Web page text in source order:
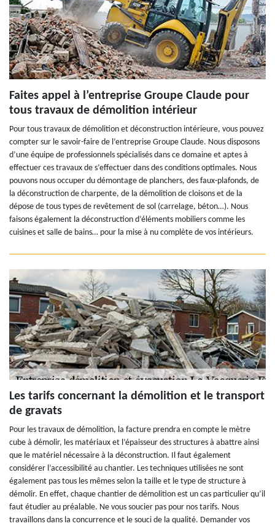
Faites appel à l’entreprise Groupe Claude pour
tous travaux de démolition intérieur
Pour tous travaux de démolition et déconstruction intérieure, vous pouvez
compter sur le savoir-faire de l’entreprise Groupe Claude. Nous disposons
d’une équipe de professionnels spécialisés dans ce domaine et aptes à
effectuer ces travaux de s’effectuer dans des conditions optimales. Nous
pouvons nous occuper du démontage de planchers, des faux-plafonds, de
la déconstruction de charpente, de la démolition de cloisons et de la
dépose de tous types de revêtement de sol (carrelage, béton…). Nous
faisons également la déconstruction d’éléments mobiliers comme les
cuisines et salle de bains… pour la mise à nu complète de vos intérieurs.
Les tarifs concernant la démolition et le transport
de gravats
Pour les travaux de démolition, la facture prendra en compte le mètre
cube à démolir, les matériaux et l’épaisseur des structures à abattre ainsi
que le matériel nécessaire à la déconstruction. Il faut également
considérer l’accessibilité au chantier. Les techniques utilisées ne sont
également pas tous les mêmes selon la taille et le type de structure à
démolir. En effet, chaque chantier de démolition est un cas particulier qu’il
faut étudier au préalable. Ne vous soucier pas pour nos tarifs. Nous
travaillons dans la concurrence et le souci de la qualité. Demander vos